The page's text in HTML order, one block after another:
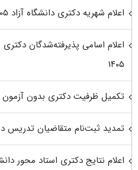
اعلام شهریه دکتری دانشگاه آزاد ۱۴۰۵
اعلام اسامی پذیرفته‌شدگان
۱۴۰۵
تکمیل ظرفیت دکتری بدون آزمون
تمدید ثبت‌نام متقاضیان تدریس
اعلام نتایج دکتری استاد محور